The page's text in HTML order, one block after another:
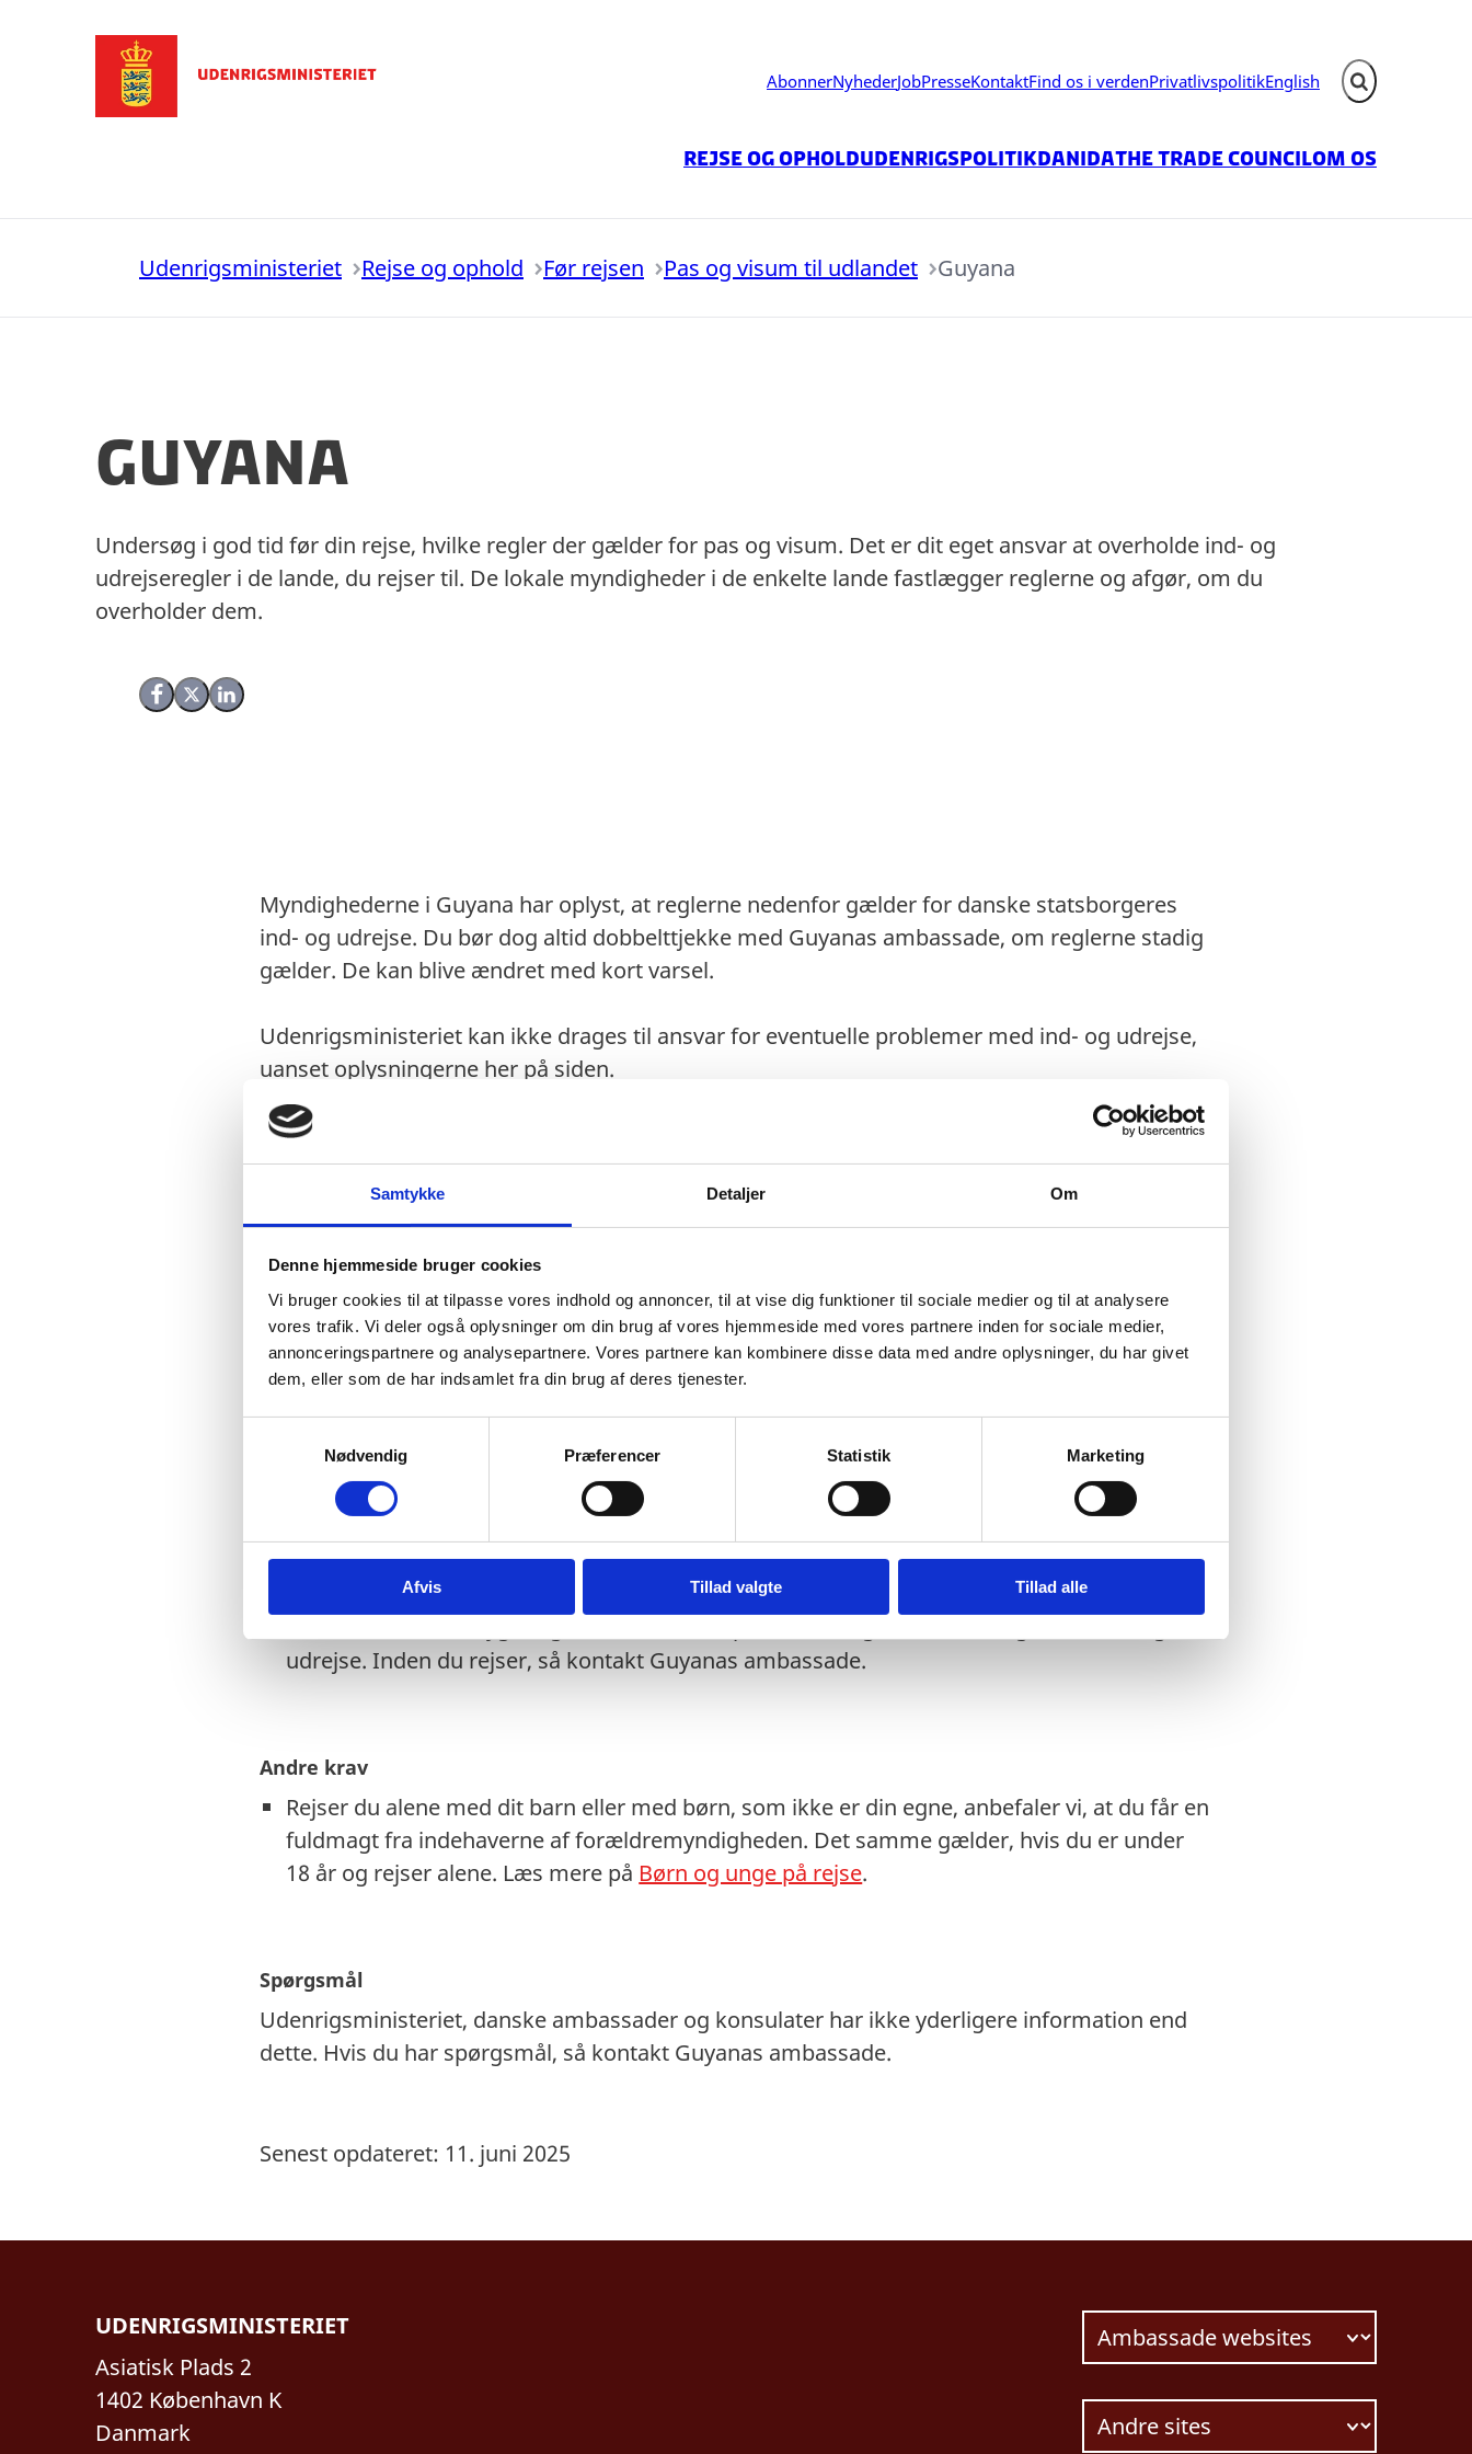
Samtykke Detaljer Om
Denne hjemmeside bruger cookies
Vi bruger cookies til at tilpasse vores indhold og annoncer, til at vise dig funktioner til sociale medier og til at analysere
vores trafik. Vi deler også oplysninger om din brug af vores hjemmeside med vores partnere inden for sociale medier,
annonceringspartnere og analysepartnere. Vores partnere kan kombinere disse data med andre oplysninger, du har givet
dem, eller som de har indsamlet fra din brug af deres tjenester.
v
Nødvendig Præferencer Statistik Marketing
Afvis Tillad valgte Tillad alle
AbonnerNyhederJobPresseKontaktFind os i verdenPrivatlivspolitikEnglish Fold søgefelt ud
Rejse og opholdUdenrigspolitikDanidaThe Trade CouncilOm os
Udenrigsministeriet Rejse og ophold Før rejsen Pas og visum til udlandet Guyana
Guyana
Del på Facebook
Del på X (Twitter)
Del på LinkedIn
Undersøg i god tid før din rejse, hvilke regler der gælder for pas og visum. Det er dit eget ansvar at overholde ind- og
udrejseregler i de lande, du rejser til. De lokale myndigheder i de enkelte lande fastlægger reglerne og afgør, om du
overholder dem.
Myndighederne i Guyana har oplyst, at reglerne nedenfor gælder for danske statsborgeres
ind- og udrejse. Du bør dog altid dobbelttjekke med Guyanas ambassade, om reglerne stadig
gælder. De kan blive ændret med kort varsel.
Udenrigsministeriet kan ikke drages til ansvar for eventuelle problemer med ind- og udrejse,
uanset oplysningerne her på siden.
Visumfrit (ophold i maks. 90 dage).
Pas
Pas skal være gyldigt mindst 6 måneder ud over opholdets varighed.
Vi har ikke flere oplysninger om pasregler for danskeres indrejse i Guyana. Du anbefales i
stedet at kontakte Guyanas ambassade i Bruxelles for oplysninger om dette. Kontakt til
ambassaden finder du
Tjek på forhånd om et eventuelt transitland på rejsen anerkender et dansk nødpas eller et
EU-nødpas. Kontakt transitlandets ambassade.
Visse viseringer og stempler i dit pas kan medføre, at du kan blive nægtet indrejse.
udrejse. Inden du rejser, så kontakt Guyanas ambassade.
Andre krav
Rejser du alene med dit barn eller med børn, som ikke er din egne, anbefaler vi, at du får en
fuldmagt fra indehaverne af forældremyndigheden. Det samme gælder, hvis du er under
18 år og rejser alene. Læs mere på Børn og unge på rejse.
Spørgsmål
Udenrigsministeriet, danske ambassader og konsulater har ikke yderligere information end
dette. Hvis du har spørgsmål, så kontakt Guyanas ambassade.
Senest opdateret: 11. juni 2025
UDENRIGSMINISTERIET
Asiatisk Plads 2
1402 København K
Danmark